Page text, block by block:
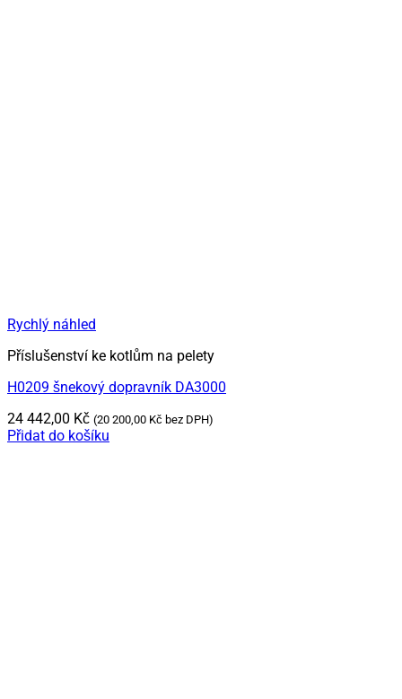
Rychlý náhled
Příslušenství ke kotlům na pelety
H0209 šnekový dopravník DA3000
24 442,00 Kč (20 200,00 Kč bez DPH)
Přidat do košíku